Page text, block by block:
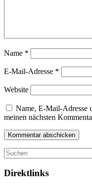
Name *
E-Mail-Adresse *
Website
Name, E-Mail-Adresse
meinen nächsten
Direktlinks